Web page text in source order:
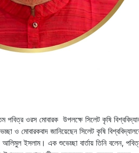
ওরস মোবারক উপলক্ষে সিলেট কৃষি
ও মোবারকবাদ জানিয়েছেন সিলেট কৃষি
ইসলাম। এক শুভেচ্ছা বার্তায় তিনি বলেন,